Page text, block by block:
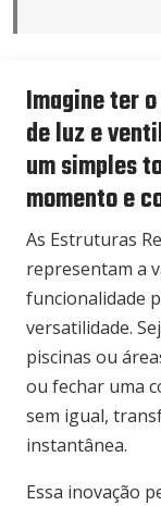
Imagine ter
de luz e
um simples
momento e
As Estruturas
representam a
funcionalidade
versatilidade.
piscinas ou
ou fechar uma
sem igual,
instantânea.
Essa inovação